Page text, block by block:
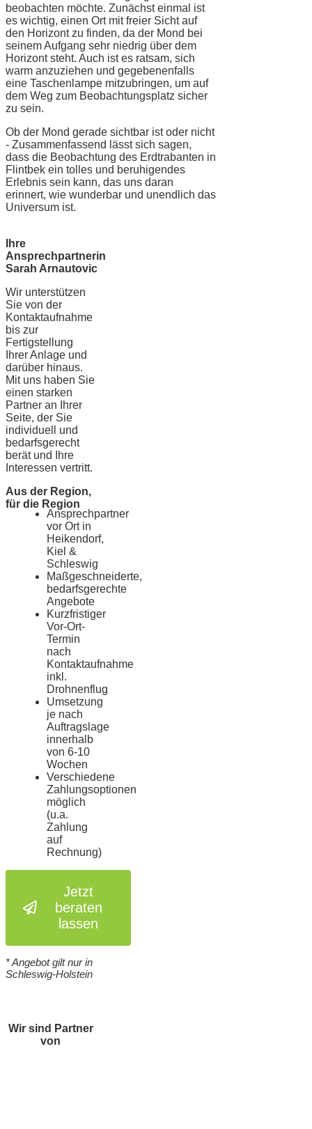
beobachten möchte. Zunächst einmal ist
es wichtig, einen Ort mit freier Sicht auf
den Horizont zu finden, da der Mond bei
seinem Aufgang sehr niedrig über dem
Horizont steht. Auch ist es ratsam, sich
warm anzuziehen und gegebenenfalls
eine Taschenlampe mitzubringen, um auf
dem Weg zum Beobachtungsplatz sicher
zu sein.
Ob der Mond gerade sichtbar ist oder nicht
- Zusammenfassend lässt sich sagen,
dass die Beobachtung des Erdtrabanten in
Flintbek ein tolles und beruhigendes
Erlebnis sein kann, das uns daran
erinnert, wie wunderbar und unendlich das
Universum ist.
Ihre
Ansprechpartnerin
Sarah Arnautovic
Wir unterstützen
Sie von der
Kontaktaufnahme
bis zur
Fertigstellung
Ihrer Anlage und
darüber hinaus.
Mit uns haben Sie
einen starken
Partner an Ihrer
Seite, der Sie
individuell und
bedarfsgerecht
berät und Ihre
Interessen vertritt.
Aus der Region,
für die Region
Ansprechpartner
vor Ort in
Heikendorf,
Kiel &
Schleswig
Maßgeschneiderte,
bedarfsgerechte
Angebote
Kurzfristiger
Vor-Ort-
Termin
nach
Kontaktaufnahme
inkl.
Drohnenflug
Umsetzung
je nach
Auftragslage
innerhalb
von 6-10
Wochen
Verschiedene
Zahlungsoptionen
möglich
(u.a.
Zahlung
auf
Rechnung)
Jetzt
beraten
lassen
* Angebot gilt nur in
Schleswig-Holstein
Wir sind Partner
von